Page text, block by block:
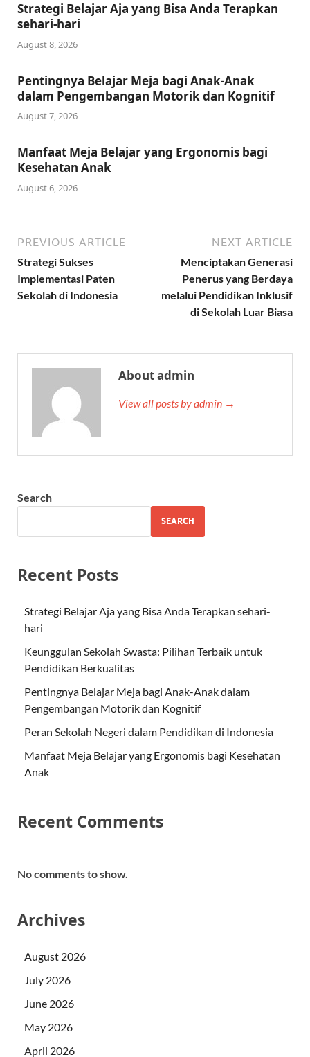
Strategi Belajar Aja yang Bisa Anda Terapkan
sehari-hari
August 8, 2026
Pentingnya Belajar Meja bagi Anak-Anak
dalam Pengembangan Motorik dan Kognitif
August 7, 2026
Manfaat Meja Belajar yang Ergonomis bagi
Kesehatan Anak
August 6, 2026
PREVIOUS ARTICLE
Strategi Sukses
Implementasi Paten
Sekolah di Indonesia
NEXT ARTICLE
Menciptakan Generasi
Penerus yang Berdaya
melalui Pendidikan Inklusif
di Sekolah Luar Biasa
About admin
View all posts by admin →
Search
SEARCH
Recent Posts
Strategi Belajar Aja yang Bisa Anda Terapkan sehari-
hari
Keunggulan Sekolah Swasta: Pilihan Terbaik untuk
Pendidikan Berkualitas
Pentingnya Belajar Meja bagi Anak-Anak dalam
Pengembangan Motorik dan Kognitif
Peran Sekolah Negeri dalam Pendidikan di Indonesia
Manfaat Meja Belajar yang Ergonomis bagi Kesehatan
Anak
Recent Comments
No comments to show.
Archives
August 2026
July 2026
June 2026
May 2026
April 2026